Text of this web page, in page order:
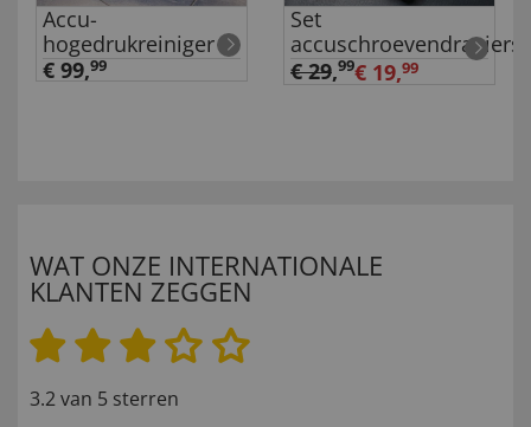
Accu-
hogedrukreiniger
€ 99,99
Set
accuschroevendraaiers
€ 29,99€ 19,99
WAT ONZE INTERNATIONALE
KLANTEN ZEGGEN
3.2 van 5 sterren